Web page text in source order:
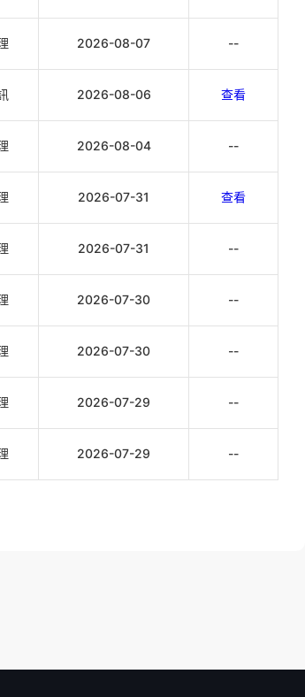
2026-08-07 --
2026-08-06 查看
2026-08-04 --
2026-07-31 查看
2026-07-31 --
2026-07-30 --
2026-07-30 --
2026-07-29 --
2026-07-29 --